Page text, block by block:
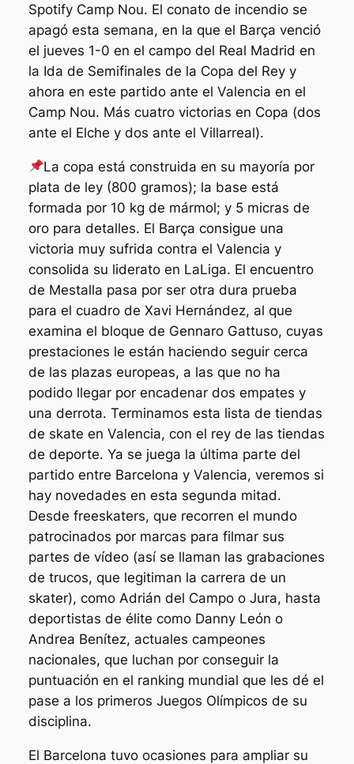
Spotify Camp Nou. El conato de incendio se
apagó esta semana, en la que el Barça venció
el jueves 1-0 en el campo del Real Madrid en
la Ida de Semifinales de la Copa del Rey y
ahora en este partido ante el Valencia en el
Camp Nou. Más cuatro victorias en Copa (dos
ante el Elche y dos ante el Villarreal).
La copa está construida en su mayoría por
plata de ley (800 gramos); la base está
formada por 10 kg de mármol; y 5 micras de
oro para detalles. El Barça consigue una
victoria muy sufrida contra el Valencia y
consolida su liderato en LaLiga. El encuentro
de Mestalla pasa por ser otra dura prueba
para el cuadro de Xavi Hernández, al que
examina el bloque de Gennaro Gattuso, cuyas
prestaciones le están haciendo seguir cerca
de las plazas europeas, a las que no ha
podido llegar por encadenar dos empates y
una derrota. Terminamos esta lista de tiendas
de skate en Valencia, con el rey de las tiendas
de deporte. Ya se juega la última parte del
partido entre Barcelona y Valencia, veremos si
hay novedades en esta segunda mitad.
Desde freeskaters, que recorren el mundo
patrocinados por marcas para filmar sus
partes de vídeo (así se llaman las grabaciones
de trucos, que legitiman la carrera de un
skater), como Adrián del Campo o Jura, hasta
deportistas de élite como Danny León o
Andrea Benítez, actuales campeones
nacionales, que luchan por conseguir la
puntuación en el ranking mundial que les dé el
pase a los primeros Juegos Olímpicos de su
disciplina.
El Barcelona tuvo ocasiones para ampliar su